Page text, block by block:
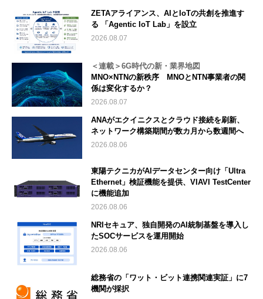
ZETAアライアンス、AIとIoTの共創を推進す
る 「Agentic IoT Lab」を設立
2026.08.07
＜連載＞6G時代の新・業界地図
MNO×NTNの新秩序 MNOとNTN事業者の関
係は変化するか？
2026.08.07
ANAがエクイニクスとクラウド接続を刷新、
ネットワーク構築期間が数カ月から数週間へ
2026.08.06
東陽テクニカがAIデータセンター向け「Ultra
Ethernet」検証機能を提供、VIAVI TestCenter
に機能追加
2026.08.06
NRIセキュア、独自開発のAI統制基盤を導入し
たSOCサービスを運用開始
2026.08.06
総務省の「ワット・ビット連携関連実証」に7
機関が採択